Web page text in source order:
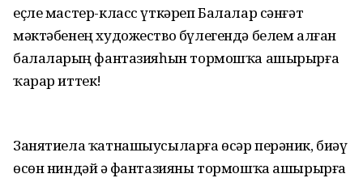
еҫле мастер-класс үткәреп Балалар сәнғәт
мәктәбенең художество бүлегендә белем алған
балаларҙың фантазияһын тормошҡа ашырырға
ҡарар иттек!
Занятиела ҡатнашыусыларға өсәр перәник, биҙәү
өсөн ниндәй ҙә фантазияны тормошҡа ашырырға